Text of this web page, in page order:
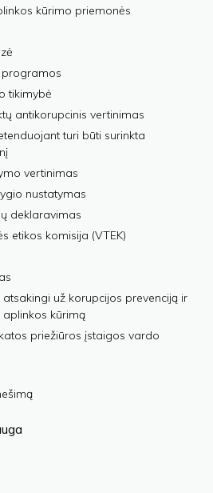
kūrimo priemonės
programos
tikimybė
antikorupcinis vertinimas
turi būti surinkta
vertinimas
nustatymas
deklaravimas
etikos komisija (VTEK)
už korupcijos prevenciją ir
kūrimą
priežiūros įstaigos vardo